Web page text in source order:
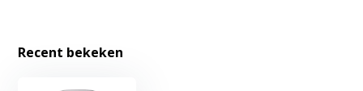
Recent bekeken